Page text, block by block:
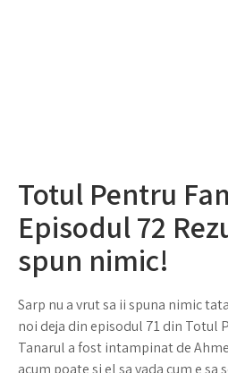
Totul Pentru
Episodul 72
spun nimic!
Sarp nu a vrut sa ii spuna nimic
noi deja din episodul 71 din Totul
Tanarul a fost intampinat de
acum poate si el sa vada cum e sa